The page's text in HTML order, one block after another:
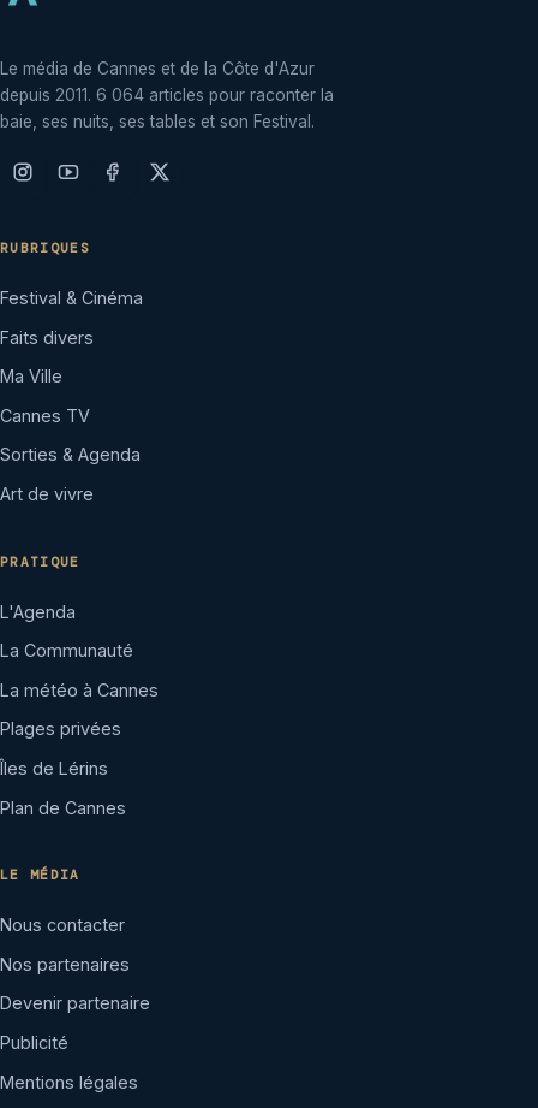
Le média de Cannes et de la Côte d'Azur
depuis 2011. 6 064 articles pour raconter la
baie, ses nuits, ses tables et son Festival.
RUBRIQUES
Festival & Cinéma
Faits divers
Ma Ville
Cannes TV
Sorties & Agenda
Art de vivre
PRATIQUE
L'Agenda
La Communauté
La météo à Cannes
Plages privées
Îles de Lérins
Plan de Cannes
LE MÉDIA
Nous contacter
Nos partenaires
Devenir partenaire
Publicité
Mentions légales